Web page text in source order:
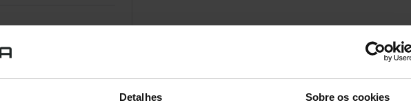
Detalhes Sobre os cookies